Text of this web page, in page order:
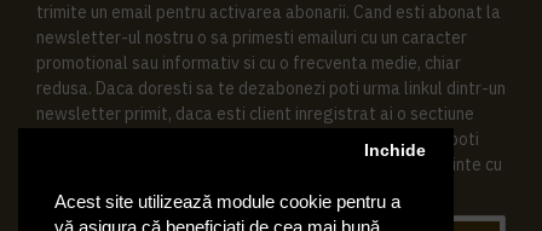
Acest site utilizează module cookie pentru a
Inchide
trimite un email pentru activarea abonarii. Cand esti abonat la
newsletter-ul nostru o sa primesti emailuri cu un caracter
promotional sau informativ si cu o frecventa medie, chiar
redusa. Daca doresti sa te dezabonezi poti urma linkul dintr-un
newsletter primit, daca esti client inregistrat ai o sectiune
speciala in contul tau in acest scop, si de asemenea ne poti
contacta oricand pe email pentru orice intrebari sau cerinte cu